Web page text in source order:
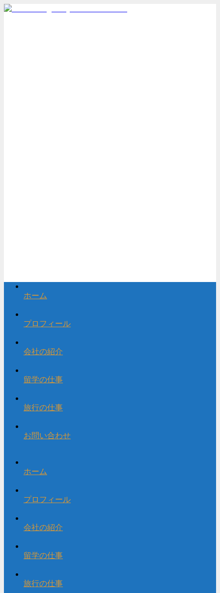
ホーム
プロフィール
会社の紹介
留学の仕事
旅行の仕事
お問い合わせ
ホーム
プロフィール
会社の紹介
留学の仕事
旅行の仕事